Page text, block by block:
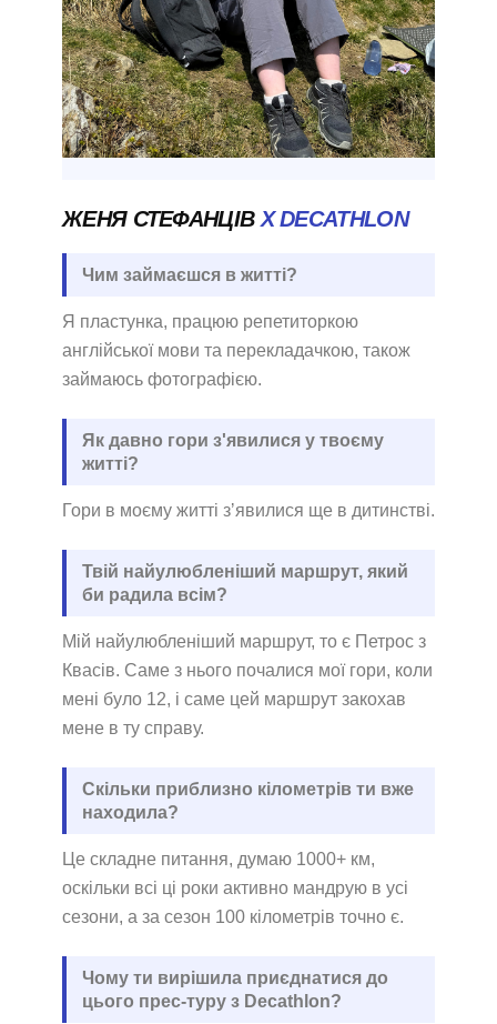
ЖЕНЯ СТЕФАНЦІВ X DECATHLON
Чим займаєшся в житті?
Я пластунка, працюю репетиторкою
англійської мови та перекладачкою, також
займаюсь фотографією.
Як давно гори з'явилися у твоєму
житті?
Гори в моєму житті зʼявилися ще в дитинстві.
Твій найулюбленіший маршрут, який
би радила всім?
Мій найулюбленіший маршрут, то є Петрос з
Квасів. Саме з нього почалися мої гори, коли
мені було 12, і саме цей маршрут закохав
мене в ту справу.
Скільки приблизно кілометрів ти вже
находила?
Це складне питання, думаю 1000+ км,
оскільки всі ці роки активно мандрую в усі
сезони, а за сезон 100 кілометрів точно є.
Чому ти вирішила приєднатися до
цього прес-туру з Decathlon?